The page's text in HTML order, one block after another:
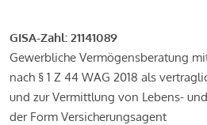
GISA-Zahl: 21141089
Gewerbliche Vermögensberatung
nach § 1 Z 44 WAG 2018 als
und zur Vermittlung von Lebens-
der Form Versicherungsagent